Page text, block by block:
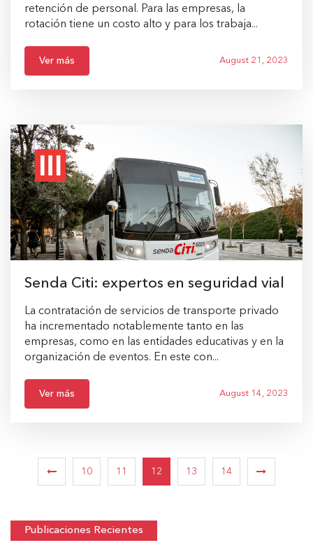
retención de personal. Para las empresas, la
rotación tiene un costo alto y para los trabaja...
Ver más August 21, 2023
Senda Citi: expertos en seguridad vial
La contratación de servicios de transporte privado
ha incrementado notablemente tanto en las
empresas, como en las entidades educativas y en la
organización de eventos. En este con...
Ver más August 14, 2023
10 11 12 13 14
Publicaciones Recientes